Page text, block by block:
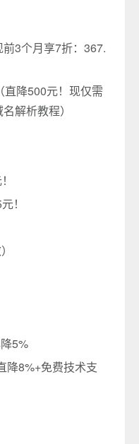
3个月享7折：367.
降500元！现仅需
解析教程）
！
5%
降8%+免费技术支